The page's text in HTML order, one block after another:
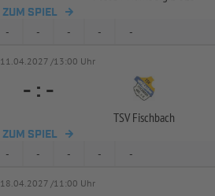
ZUM SPIEL
- - - - -
11.04.2027 /13:00 Uhr
- : -
TSV Fischbach
ZUM SPIEL
- - - - -
18.04.2027 /11:00 Uhr